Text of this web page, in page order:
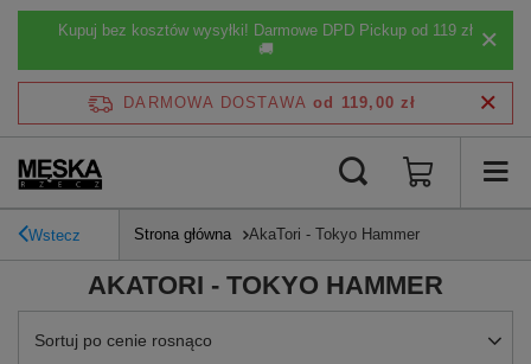
Kupuj bez kosztów wysyłki! Darmowe DPD Pickup od 119 zł
🚚
DARMOWA DOSTAWA od 119,00 zł
Wstecz Strona główna AkaTori - Tokyo Hammer
AKATORI - TOKYO HAMMER
Zmień sortowanie
Sortuj po cenie rosnąco